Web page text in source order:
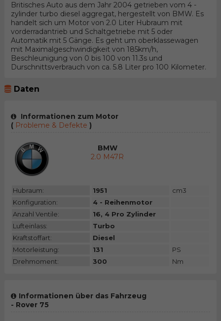
Britisches Auto aus dem Jahr 2004 getrieben vom 4 -
zylinder turbo diesel aggregat, hergestellt von BMW. Es
handelt sich um Motor von 2.0 Liter Hubraum mit
vorderradantrieb und Schaltgetriebe mit 5 oder
Automatik mit 5 Gänge. Es geht um oberklassewagen
mit Maximalgeschwindigkeit von 185km/h,
Beschleunigung von 0 bis 100 von 11.3s und
Durschnittsverbrauch von ca. 5.8 Liter pro 100 Kilometer.
Daten
Informationen zum Motor
(Probleme & Defekte )
BMW
2.0 M47R
Hubraum: 1951
cm3
Konfiguration:
4 - Reihenmotor
Anzahl Ventile:
16, 4 Pro Zylinder
Lufteinlass:
Turbo
Kraftstoffart:
Diesel
Motorleistung:
131
PS
Drehmoment:
300 Nm
Informationen über das Fahrzeug
- Rover 75